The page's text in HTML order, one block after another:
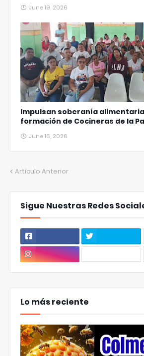
June 19, 2026
Impulsan soberanía
formación de Cocineras de la
June 16, 2026
Artículo Anterior
Sigue Nuestras Redes
Lo más reciente